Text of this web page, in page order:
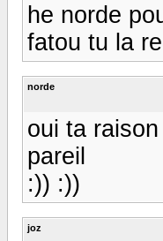
he norde
fatou tu la
norde
oui ta
pareil
:)) :))
joz